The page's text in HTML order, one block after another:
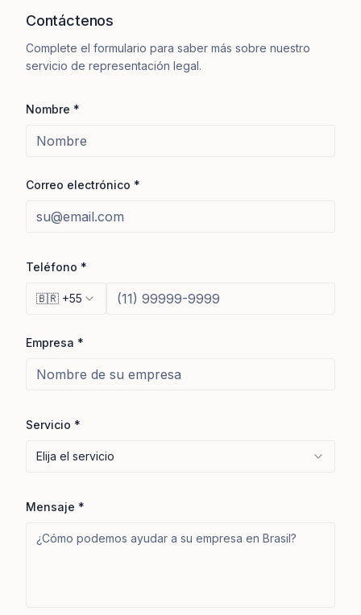
Contáctenos
Complete el formulario para saber más sobre nuestro
servicio de representación legal.
Nombre *
Correo electrónico *
Teléfono *
🇧🇷 +55
Empresa *
Servicio *
Elija el servicio
Mensaje *